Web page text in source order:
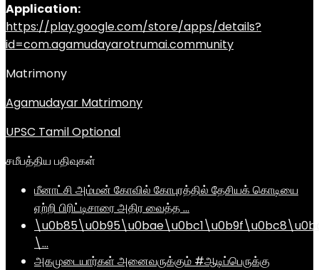
Application:
https://play.google.com/store/apps/details?
id=com.agamudayarotrumai.community
Matrimony
Agamudayar Matrimony
UPSC Tamil Optional
சமீபத்திய பதிவுகள்
மீனாட்சி அம்மன் கோவில் கோபுரத்தில் தேசியக் கொடியை
ஏற்றி பிரிட்டிசாரை அதிர வைத்த …
\…
அகமுடையார்கள் அனைவருக்கும் #ஆடிப்பெருக்கு